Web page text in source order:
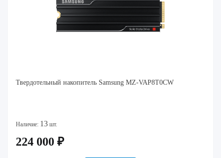
Твердотельный накопитель Samsung MZ-VAP8T0CW
Наличие: 13 шт.
224 000 ₽